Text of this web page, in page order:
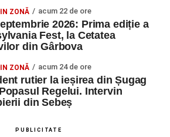
LA
UNELTE
COMANDA
1 0752826367
ZONĂ acum 22 de ore
2026: Prima ediție a
Fest, la Cetatea
din Gârbova
ZONĂ acum 24 de ore
rutier la ieșirea din Șugag
Regelui. Intervin
din Sebeș
PUBLICITATE